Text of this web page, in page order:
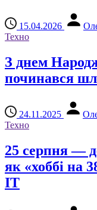
15.04.2026
Техно
З днем
починався
24.11.2025
Техно
25 серпня —
як «хоббі на
IT